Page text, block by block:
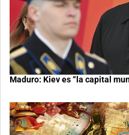
Maduro: Kiev es “la capital